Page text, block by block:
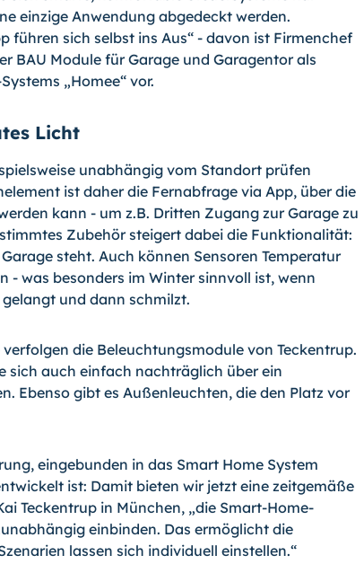
einzige Anwendung abgedeckt werden.
führen sich selbst ins Aus“ - davon ist Firmenchef
BAU Module für Garage und Garagentor als
„Homee“ vor.
Licht
unabhängig vom Standort prüfen
ist daher die Fernabfrage via App, über die
kann - um z.B. Dritten Zugang zur Garage zu
Zubehör steigert dabei die Funktionalität:
steht. Auch können Sensoren Temperatur
was besonders im Winter sinnvoll ist, wenn
und dann schmilzt.
die Beleuchtungsmodule von Teckentrup.
sich auch einfach nachträglich über ein
Ebenso gibt es Außenleuchten, die den Platz vor
eingebunden in das Smart Home System
ist: Damit bieten wir jetzt eine zeitgemäße
Teckentrup in München, „die Smart-Home-
einbinden. Das ermöglicht die
lassen sich individuell einstellen.“